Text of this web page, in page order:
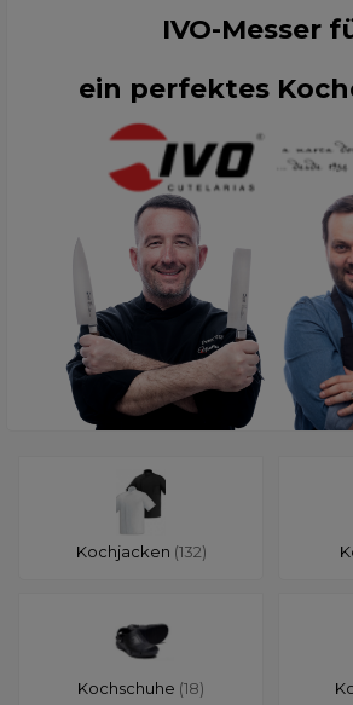
IVO-Messer
ein perfektes
Kochjacken (132)
Kochschuhe (18)